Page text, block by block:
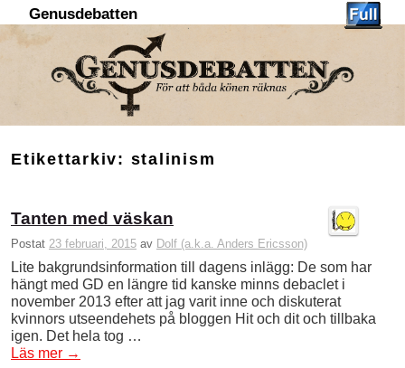
Genusdebatten
Etikettarkiv: stalinism
Tanten med väskan
Postat 23 februari, 2015 av Dolf (a.k.a. Anders Ericsson)
Lite bakgrundsinformation till dagens inlägg: De som har
hängt med GD en längre tid kanske minns debaclet i
november 2013 efter att jag varit inne och diskuterat
kvinnors utseendehets på bloggen Hit och dit och tillbaka
igen. Det hela tog …
Läs mer →